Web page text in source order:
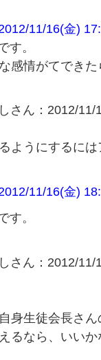
11/16(金)
す。
感情がてできた
さん：2012/
ようにするに
11/16(金)
す。
さん：2012/
身生徒会長さ
るなら、いいか